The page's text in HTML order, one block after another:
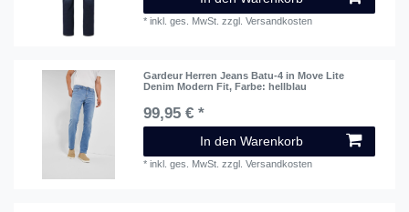
*inkl. ges. MwSt. zzgl.Versandkosten
Gardeur Herren Jeans Batu-4 in Move Lite
Denim Modern Fit, Farbe: hellblau
99,95 € *
In den Warenkorb
*inkl. ges. MwSt. zzgl.Versandkosten